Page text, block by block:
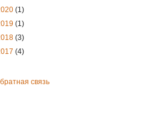
(1)
(1)
(3)
(4)
связь